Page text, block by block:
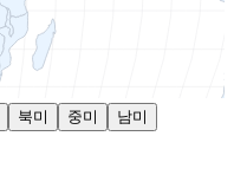
북미 중미
남미